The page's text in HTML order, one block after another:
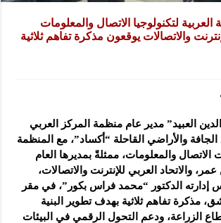
لتكنولوجيا الاتصال والمعلومات
والاتصالات يوقعون مذكرة تفاهم ثلاثية
العبيد” مدير عام منظمة المركز العربي
والأراضي القاحلة “أكساد”، مع المنظمة
الاتصال والمعلومات، ممثلةً بمديرها العام
والاتحاد العربي للإنترنت والاتصالات،
إدارته الدكتور “محمد فراس بكور”، في مقر
مذكرة تفاهم ثلاثية بهدف تطوير البنية
الزراعة، ودعم التحول الرقمي في البيئات